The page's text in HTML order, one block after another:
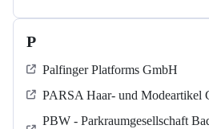
P
Palfinger Platforms GmbH
PARSA Haar- und Modeartikel
PBW - Parkraumgesellschaft